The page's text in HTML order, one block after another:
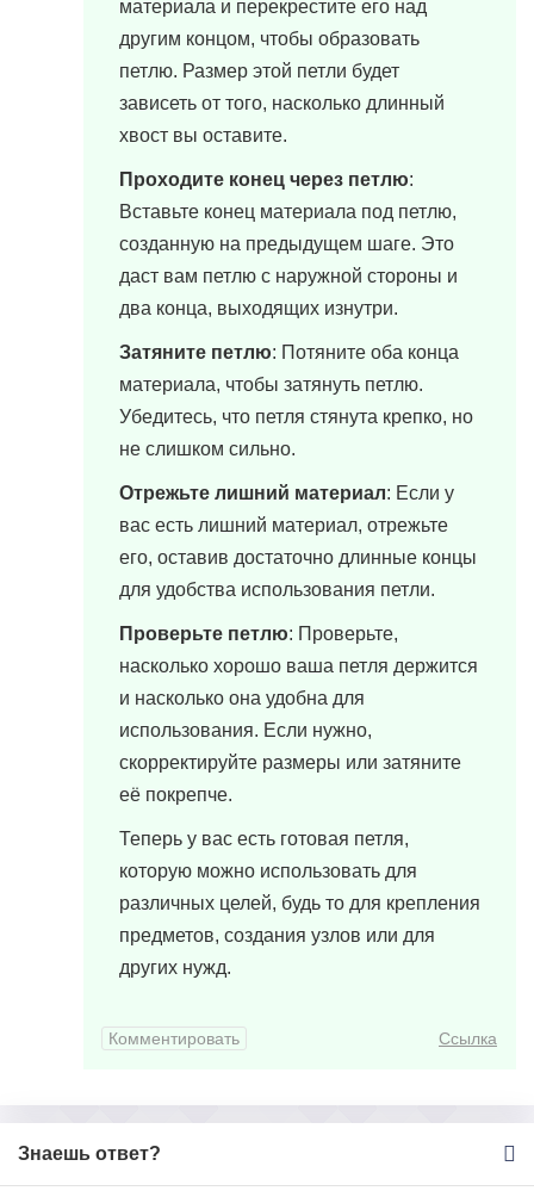
материала и перекрестите его над
другим концом, чтобы образовать
петлю. Размер этой петли будет
зависеть от того, насколько длинный
хвост вы оставите.
Проходите конец через петлю:
Вставьте конец материала под петлю,
созданную на предыдущем шаге. Это
даст вам петлю с наружной стороны и
два конца, выходящих изнутри.
Затяните петлю: Потяните оба конца
материала, чтобы затянуть петлю.
Убедитесь, что петля стянута крепко, но
не слишком сильно.
Отрежьте лишний материал: Если у
вас есть лишний материал, отрежьте
его, оставив достаточно длинные концы
для удобства использования петли.
Проверьте петлю: Проверьте,
насколько хорошо ваша петля держится
и насколько она удобна для
использования. Если нужно,
скорректируйте размеры или затяните
её покрепче.
Теперь у вас есть готовая петля,
которую можно использовать для
различных целей, будь то для крепления
предметов, создания узлов или для
других нужд.
Комментировать Ссылка
Знаешь ответ?